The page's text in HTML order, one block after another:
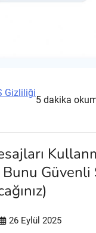
Gizliliği
5 dakika
Güvenli
26 Eylül 2025